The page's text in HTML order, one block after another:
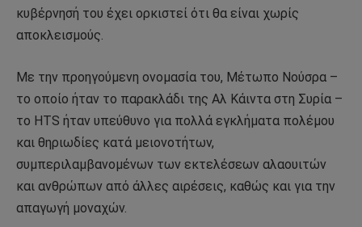
κυβέρνησή του έχει ορκιστεί ότι θα είναι χωρίς
αποκλεισμούς.
Με την προηγούμενη ονομασία του, Μέτωπο Νούσρα –
το οποίο ήταν το παρακλάδι της Αλ Κάιντα στη Συρία –
το HTS ήταν υπεύθυνο για πολλά εγκλήματα πολέμου
και θηριωδίες κατά μειονοτήτων,
συμπεριλαμβανομένων των εκτελέσεων αλαουιτών
και ανθρώπων από άλλες αιρέσεις, καθώς και για την
απαγωγή μοναχών.